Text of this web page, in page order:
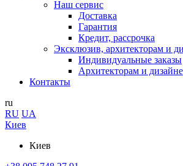
Наш сервис
Доставка
Гарантия
Кредит, рассрочка
Эксклюзив, архитекторам и
Индивидуальные заказы
Архитекторам и
Контакты
ru
RU UA
Киев
Киев